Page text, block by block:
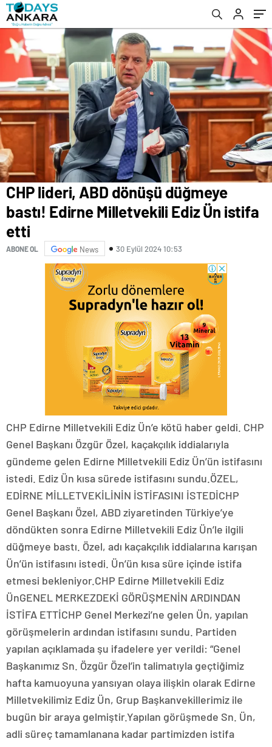
CHP lideri, ABD dönüşü düğmeye
bastı! Edirne Milletvekili Ediz Ün istifa
etti
ABONE OL News 30 Eylül 2024 10:53
CHP Edirne Milletvekili Ediz Ün’e kötü haber geldi. CHP
Genel Başkanı Özgür Özel, kaçakçılık iddialarıyla
gündeme gelen Edirne Milletvekili Ediz Ün’ün istifasını
istedi. Ediz Ün kısa sürede istifasını sundu.ÖZEL,
EDİRNE MİLLETVEKİLİNİN İSTİFASINI İSTEDİCHP
Genel Başkanı Özel, ABD ziyaretinden Türkiye’ye
döndükten sonra Edirne Milletvekili Ediz Ün’le ilgili
düğmeye bastı. Özel, adı kaçakçılık iddialarına karışan
Ün’ün istifasını istedi. Ün’ün kısa süre içinde istifa
etmesi bekleniyor.CHP Edirne Milletvekili Ediz
ÜnGENEL MERKEZDEKİ GÖRÜŞMENİN ARDINDAN
İSTİFA ETTİCHP Genel Merkezi’ne gelen Ün, yapılan
görüşmelerin ardından istifasını sundu. Partiden
yapılan açıklamada şu ifadelere yer verildi: “Genel
Başkanımız Sn. Özgür Özel’in talimatıyla geçtiğimiz
hafta kamuoyuna yansıyan olaya ilişkin olarak Edirne
Milletvekilimiz Ediz Ün, Grup Başkanvekillerimiz ile
bugün bir araya gelmiştir.Yapılan görüşmede Sn. Ün,
adli süreç tamamlanana kadar partimizden istifa